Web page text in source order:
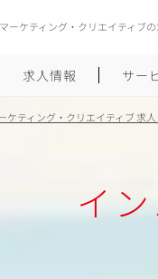
マーケティング・クリエイティブ
求人情報 サー
ケティング・クリエイティブ 求
イ